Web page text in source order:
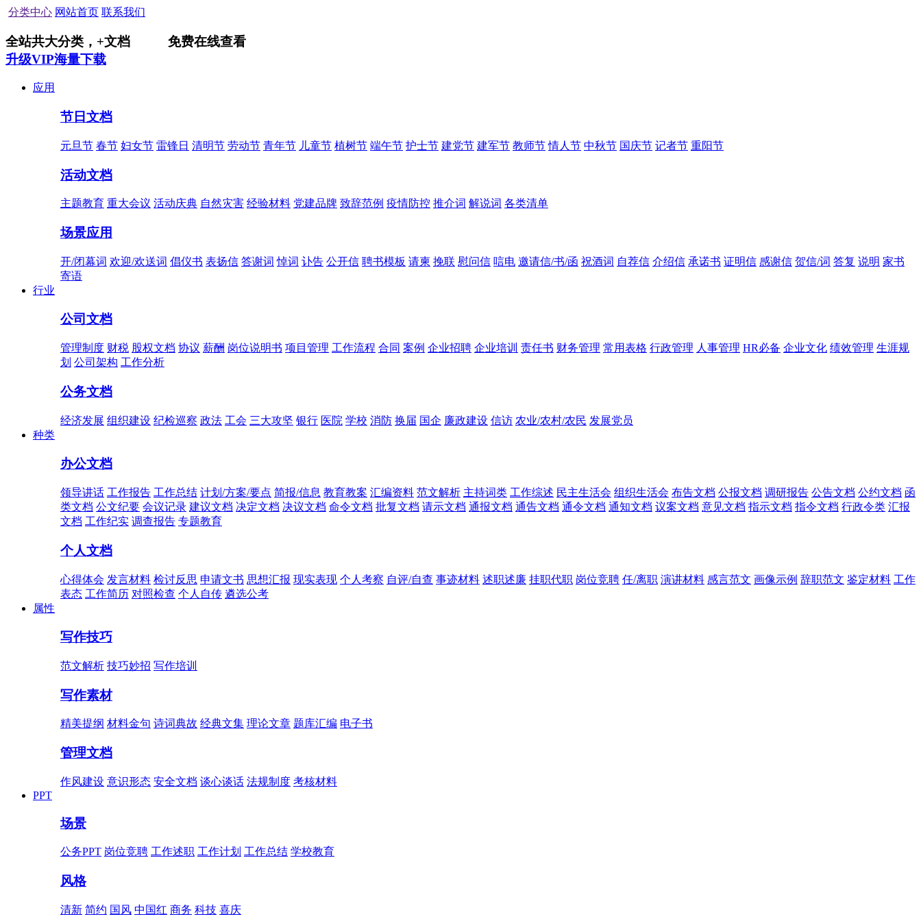
分类中心 网站首页 联系我们
全站共大分类， +文档
免费在线查看
升级VIP海量下载
应用
节日文档
元旦节 春节 妇女节 雷锋日 清明节 劳动节 青年节 儿童节 植树节 端午节 护士节 建党节 建军节 教师节 情人节 中秋节 国庆节 记者节 重阳节
活动文档
主题教育 重大会议 活动庆典 自然灾害 经验材料 党建品牌 致辞范例 疫情防控 推介词 解说词 各类清单
场景应用
开/闭幕词 欢迎/欢送词 倡仪书 表扬信 答谢词 悼词 讣告 公开信 聘书模板 请柬 挽联 慰问信 唁电 邀请信/书/函 祝酒词 自荐信 介绍信 承诺书 证明信 感谢信 贺信/词 答复 说明 家书
寄语
行业
公司文档
管理制度 财税 股权文档 协议 薪酬 岗位说明书 项目管理 工作流程 合同 案例 企业招聘 企业培训 责任书 财务管理 常用表格 行政管理 人事管理 HR必备 企业文化 绩效管理 生涯规
划 公司架构 工作分析
公务文档
经济发展 组织建设 纪检巡察 政法 工会 三大攻坚 银行 医院 学校 消防 换届 国企 廉政建设 信访 农业/农村/农民 发展党员
种类
办公文档
领导讲话 工作报告 工作总结 计划/方案/要点 简报/信息 教育教案 汇编资料 范文解析 主持词类 工作综述 民主生活会 组织生活会 布告文档 公报文档 调研报告 公告文档 公约文档 函
类文档 公文纪要 会议记录 建议文档 决定文档 决议文档 命令文档 批复文档 请示文档 通报文档 通告文档 通令文档 通知文档 议案文档 意见文档 指示文档 指令文档 行政令类 汇报
文档 工作纪实 调查报告 专题教育
个人文档
心得体会 发言材料 检讨反思 申请文书 思想汇报 现实表现 个人考察 自评/自查 事迹材料 述职述廉 挂职代职 岗位竞聘 任/离职 演讲材料 感言范文 画像示例 辞职范文 鉴定材料 工作
表态 工作简历 对照检查 个人自传 遴选公考
属性
写作技巧
范文解析 技巧妙招 写作培训
写作素材
精美提纲 材料金句 诗词典故 经典文集 理论文章 题库汇编 电子书
管理文档
作风建设 意识形态 安全文档 谈心谈话 法规制度 考核材料
PPT
场景
公务PPT 岗位竞聘 工作述职 工作计划 工作总结 学校教育
风格
清新 简约 国风 中国红 商务 科技 喜庆